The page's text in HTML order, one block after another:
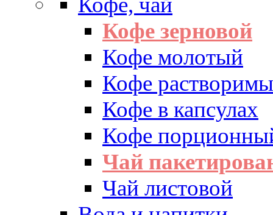
Кофе зерновой
Кофе молотый
Кофе
Кофе в капсулах
Кофе
Чай
Чай листовой